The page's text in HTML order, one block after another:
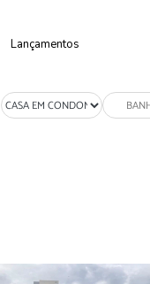
Lançamentos